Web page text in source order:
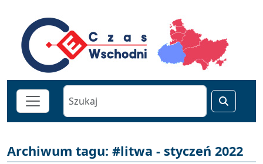
Archiwum tagu: #litwa - styczeń 2022